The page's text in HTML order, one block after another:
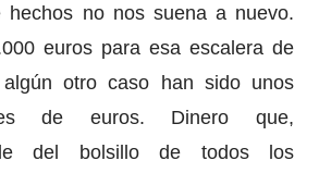
hechos no nos suena a nuevo.
euros para esa escalera de
otro caso han sido unos
de euros. Dinero que,
del bolsillo de todos los